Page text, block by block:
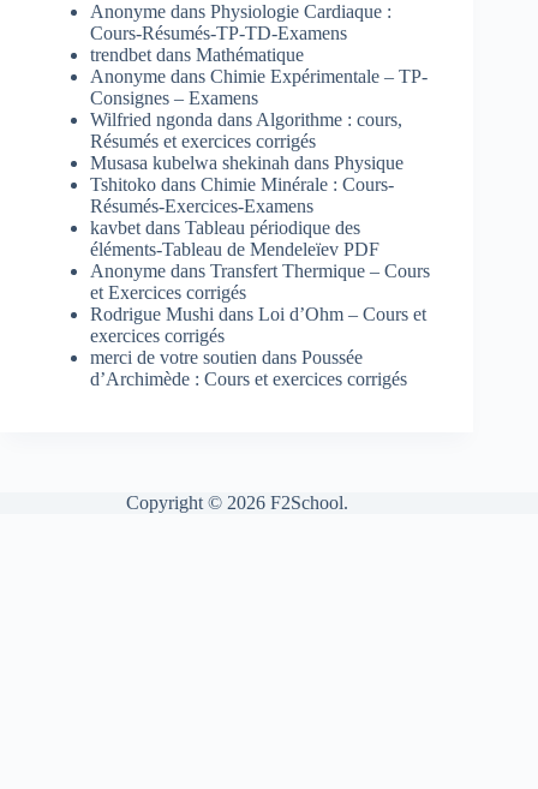
Anonyme dans Physiologie Cardiaque :
Cours-Résumés-TP-TD-Examens
trendbet dans Mathématique
Anonyme dans Chimie Expérimentale – TP-
Consignes – Examens
Wilfried ngonda dans Algorithme : cours,
Résumés et exercices corrigés
Musasa kubelwa shekinah dans Physique
Tshitoko dans Chimie Minérale : Cours-
Résumés-Exercices-Examens
kavbet dans Tableau périodique des
éléments-Tableau de Mendeleïev PDF
Anonyme dans Transfert Thermique – Cours
et Exercices corrigés
Rodrigue Mushi dans Loi d’Ohm – Cours et
exercices corrigés
merci de votre soutien dans Poussée
d’Archimède : Cours et exercices corrigés
Copyright © 2026 F2School.